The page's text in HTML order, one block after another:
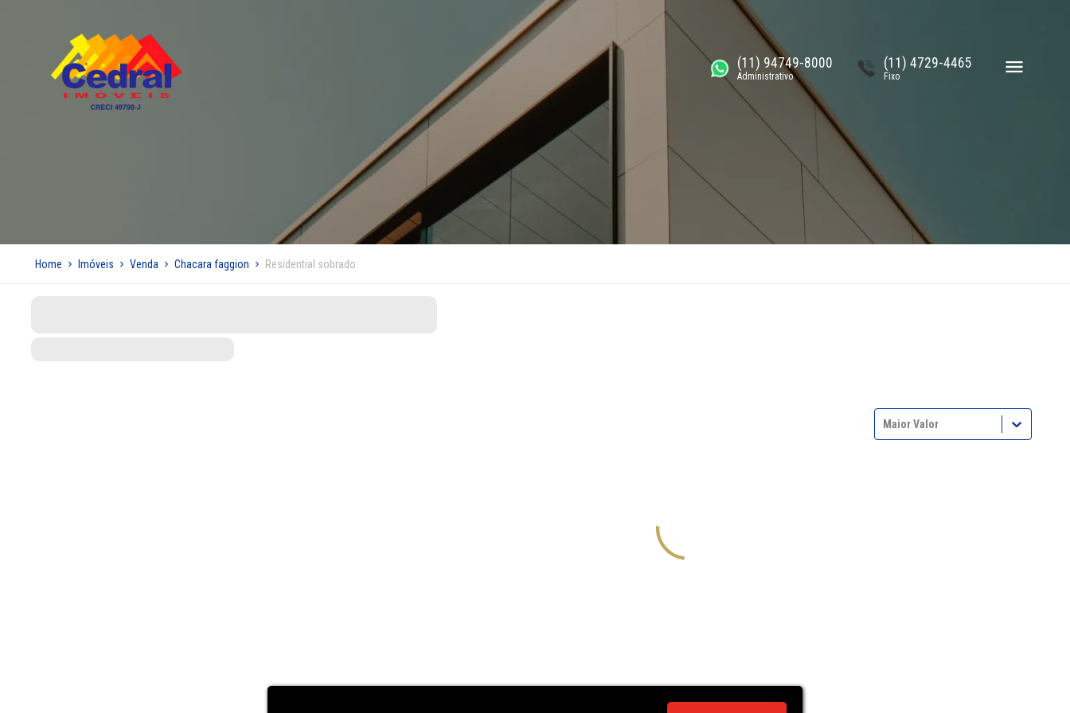
(11) 94749-8000
Administrativo
(11) 4729-4465
Fixo
Home Imóveis Venda Chacara faggion Residential sobrado
Maior Valor